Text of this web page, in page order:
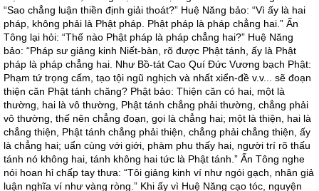
“Sao chẳng luận thiền định giải thoát?” Huệ Năng bảo: “Vì ấy là hai
pháp, không phải là Phật pháp. Phật pháp là pháp chẳng hai.” Ấn
Tông lại hỏi: “Thế nào Phật pháp là pháp chẳng hai?” Huệ Năng
bảo: “Pháp sư giảng kinh Niết-bàn, rõ được Phật tánh, ấy là Phật
pháp là pháp chẳng hai. Như Bồ-tát Cao Quí Đức Vương bạch Phật:
Phạm tứ trọng cấm, tạo tội ngũ nghịch và nhất xiển-đề v.v... sẽ đoạn
thiện căn Phật tánh chăng? Phật bảo: Thiện căn có hai, một là
thường, hai là vô thường, Phật tánh chẳng phải thường, chẳng phải
vô thường, thế nên chẳng đoạn, gọi là chẳng hai; một là thiện, hai là
chẳng thiện, Phật tánh chẳng phải thiện, chẳng phải chẳng thiện, ấy
là chẳng hai; uẩn cùng với giới, phàm phu thấy hai, người trí rõ thấu
tánh nó không hai, tánh không hai tức là Phật tánh.” Ấn Tông nghe
nói hoan hỉ chấp tay thưa: “Tôi giảng kinh ví như ngói gạch, nhân giả
luận nghĩa ví như vàng ròng.” Khi ấy vì Huệ Năng cạo tóc, nguyện